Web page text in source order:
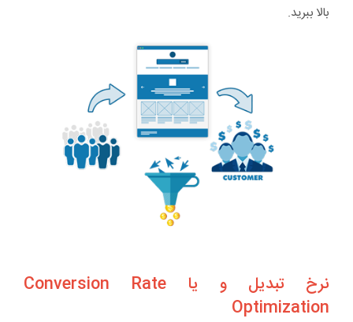
بالا ببرید.
نرخ تبدیل و یا Conversion Rate
Optimization